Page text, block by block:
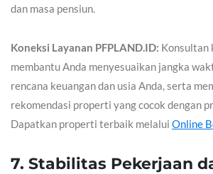
dan masa pensiun.
Koneksi Layanan PFPLAND.ID: Konsultan
membantu Anda menyesuaikan jangka
rencana keuangan dan usia Anda, serta
rekomendasi properti yang cocok dengan
Dapatkan properti terbaik melalui Online
7. Stabilitas Pekerjaan